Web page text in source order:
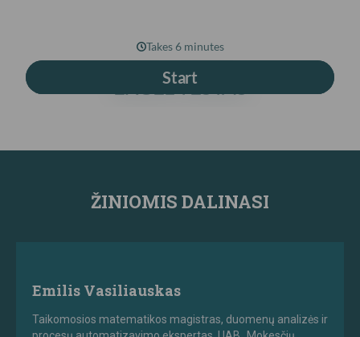
ŽINIOMIS DALINASI
Emilis Vasiliauskas
Taikomosios matematikos magistras, duomenų analizės ir